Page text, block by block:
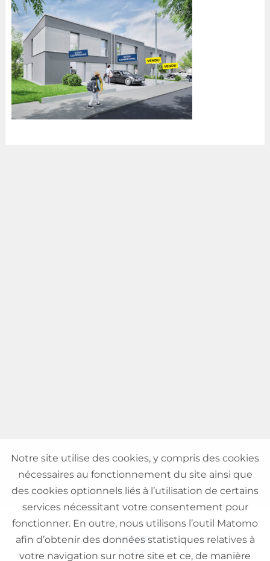
VENTE
Maisons
Notre site utilise des cookies, y compris des cookies
nécessaires au fonctionnement du site ainsi que
des cookies optionnels liés à l’utilisation de certains
services nécessitant votre consentement pour
fonctionner. En outre, nous utilisons l’outil Matomo
afin d’obtenir des données statistiques relatives à
votre navigation sur notre site et ce, de manière